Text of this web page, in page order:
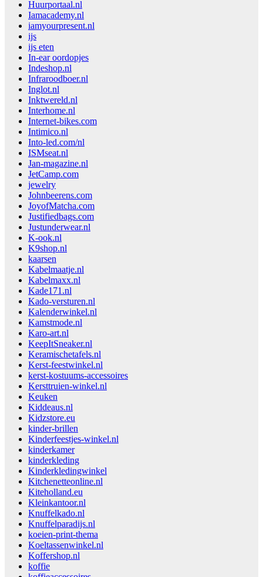
Huurportaal.nl
Iamacademy.nl
iamyourpresent.nl
ijs
ijs eten
In-ear oordopjes
Indeshop.nl
Infraroodboer.nl
Inglot.nl
Inktwereld.nl
Interhome.nl
Internet-bikes.com
Intimico.nl
Into-led.com/nl
ISMseat.nl
Jan-magazine.nl
JetCamp.com
jewelry
Johnbeerens.com
JoyofMatcha.com
Justifiedbags.com
Justunderwear.nl
K-ook.nl
K9shop.nl
kaarsen
Kabelmaatje.nl
Kabelmaxx.nl
Kade171.nl
Kado-versturen.nl
Kalenderwinkel.nl
Kamstmode.nl
Karo-art.nl
KeepItSneaker.nl
Keramischetafels.nl
Kerst-feestwinkel.nl
kerst-kostuums-accessoires
Kersttruien-winkel.nl
Keuken
Kiddeaus.nl
Kidzstore.eu
kinder-brillen
Kinderfeestjes-winkel.nl
kinderkamer
kinderkleding
Kinderkledingwinkel
Kitchenetteonline.nl
Kiteholland.eu
Kleinkantoor.nl
Knuffelkado.nl
Knuffelparadijs.nl
koeien-print-thema
Koeltassenwinkel.nl
Koffershop.nl
koffie